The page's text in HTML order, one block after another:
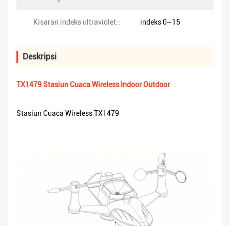
Kisaran indeks ultraviolet:: indeks 0~15
Deskripsi
TX1479 Stasiun Cuaca Wireless Indoor Outdoor
Stasiun Cuaca Wireless TX1479